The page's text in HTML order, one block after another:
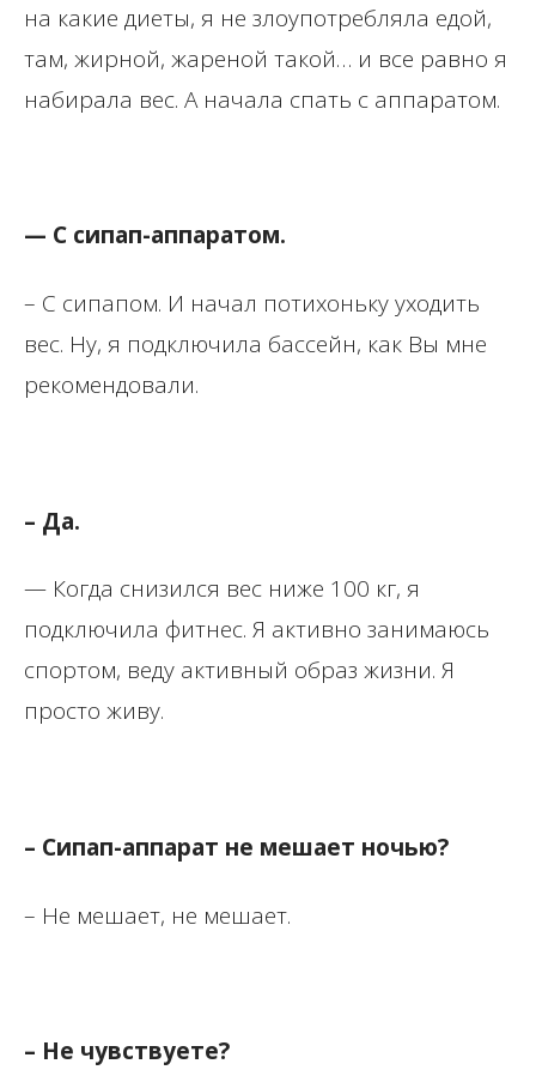
на какие диеты, я не злоупотребляла едой,
там, жирной, жареной такой… и все равно я
набирала вес. А начала спать с аппаратом.
— С сипап-аппаратом.
– С сипапом. И начал потихоньку уходить
вес. Ну, я подключила бассейн, как Вы мне
рекомендовали.
– Да.
— Когда снизился вес ниже 100 кг, я
подключила фитнес. Я активно занимаюсь
спортом, веду активный образ жизни. Я
просто живу.
– Сипап-аппарат не мешает ночью?
– Не мешает, не мешает.
– Не чувствуете?